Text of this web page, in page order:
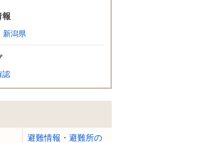
新潟県
認
避難情報・避難所の